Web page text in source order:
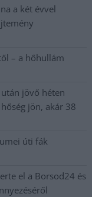
a két évvel
– a hőhullám
jövő héten
jön, akár 38
úti fák
el a Borsod24 és